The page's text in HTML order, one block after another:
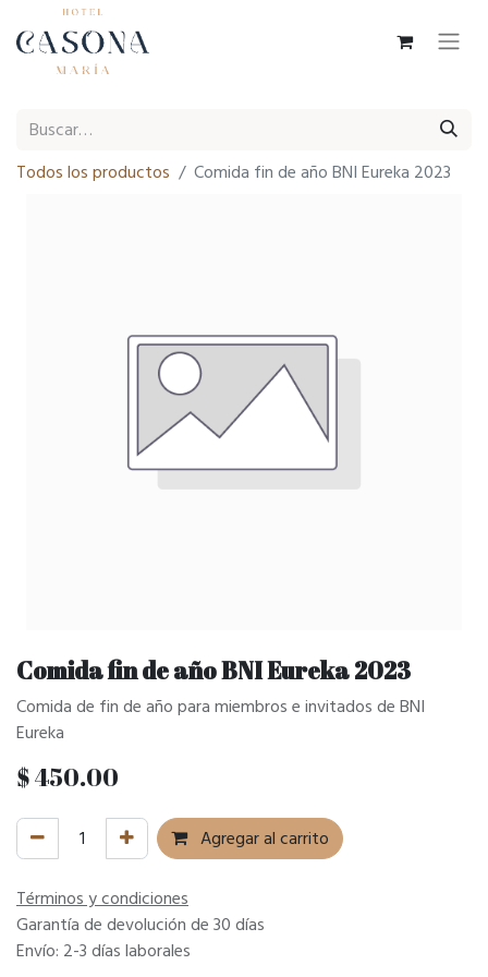
Todos los productos Comida fin de año BNI Eureka 2023
Comida fin de año BNI Eureka 2023
Comida de fin de año para miembros e invitados de BNI
Eureka
$450.00
Agregar al carrito
Términos y condiciones
Garantía de devolución de 30 días
Envío: 2-3 días laborales